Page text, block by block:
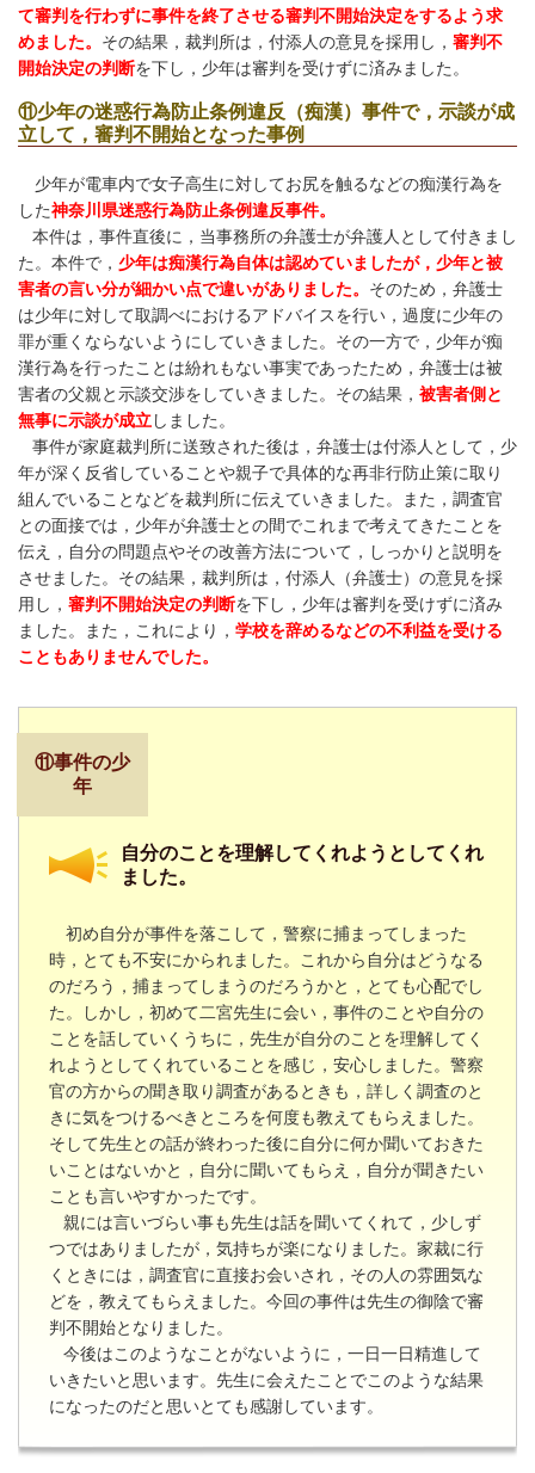
て審判を行わずに事件を終了させる審判不開始決定をするよう求
めました。 その結果，裁判所は，付添人の意見を採用し， 審判不
開始決定の判断を下し，少年は審判を受けずに済みました。
⑪少年の迷惑行為防止条例違反（痴漢）事件で，示談が成
立して，審判不開始となった事例
少年が電車内で女子高生に対してお尻を触るなどの痴漢行為を
した神奈川県迷惑行為防止条例違反事件。
本件は，事件直後に，当事務所の弁護士が弁護人として付きまし
た。 本件で， 少年は痴漢行為自体は認めていましたが，少年と被
害者の言い分が細かい点で違いがありました。 そのため，弁護士
は少年に対して取調べにおけるアドバイスを行い，過度に少年の
罪が重くならないようにしていきました。その一方で，少年が痴
漢行為を行ったことは紛れもない事実であったため，弁護士は被
害者の父親と示談交渉をしていきました。その結果， 被害者側と
無事に示談が成立しました。
事件が家庭裁判所に送致された後は，弁護士は付添人として，少
年が深く反省していることや親子で具体的な再非行防止策に取り
組んでいることなどを裁判所に伝えていきました。また，調査官
との面接では，少年が弁護士との間でこれまで考えてきたことを
伝え，自分の問題点やその改善方法について，しっかりと説明を
させました。その結果，裁判所は，付添人（弁護士）の意見を採
用し， 審判不開始決定の判断を下し，少年は審判を受けずに済み
ました。また，これにより， 学校を辞めるなどの不利益を受ける
こともありませんでした。
⑪事件の少
年
自分のことを理解してくれようとしてくれ
ました。
初め自分が事件を落こして，警察に捕まってしまった
時，とても不安にかられました。これから自分はどうなる
のだろう，捕まってしまうのだろうかと，とても心配でし
た。
しかし，初めて二宮先生に会い，事件のことや自分の
ことを話していくうちに，先生が自分のことを理解してく
れようとしてくれていることを感じ，安心しました。 警察
官の方からの聞き取り調査があるときも，詳しく調査のと
きに気をつけるべきところを何度も教えてもらえました。
そして先生との話が終わった後に自分に何か聞いておきた
いことはないかと，自分に聞いてもらえ，自分が聞きたい
ことも言いやすかったです。
親には言いづらい事も先生は話を聞いてくれて，少しず
つではありましたが，気持ちが楽になりました。家裁に行
くときには，調査官に直接お会いされ，その人の雰囲気な
どを，教えてもらえました。 今回の事件は先生の御陰で審
判不開始となりました。
今後はこのようなことがないように，一日一日精進して
いきたいと思います。 先生に会えたことでこのような結果
になったのだと思いとても感謝しています。